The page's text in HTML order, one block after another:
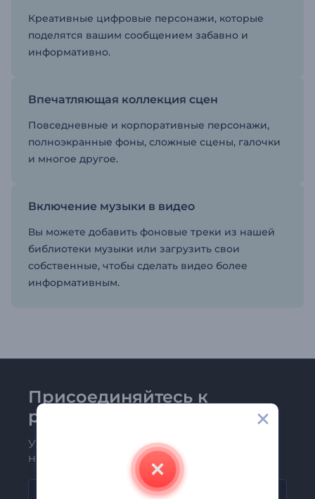
Креативные цифровые персонажи, которые
поделятся вашим сообщением забавно и
информативно.
Впечатляющая коллекция сцен
Повседневные и корпоративные персонажи,
полноэкранные фоны, сложные сцены, галочки
и многое другое.
Включение музыки в видео
Вы можете добавить фоновые треки из нашей
библиотеки музыки или загрузить свои
собственные, чтобы сделать видео более
информативным.
Присоединяйтесь к
рассылке Renderforest
Узнавайте о последних новостях и
новых предложениях первыми